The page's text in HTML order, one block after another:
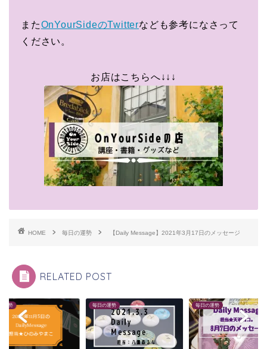
またOnYourSideのTwitterなども参考になさって
ください。
お店はこちらへ↓↓↓
HOME 毎日の運勢 【Daily Message】2021年3月17日のメッセージ
RELATED POST
運勢 毎日の運勢 毎日の運勢